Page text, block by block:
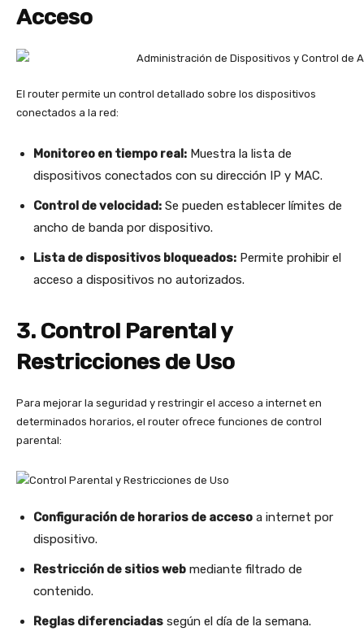
Acceso
El router permite un control detallado sobre los dispositivos
conectados a la red:
Monitoreo en tiempo real: Muestra la lista de
dispositivos conectados con su dirección IP y MAC.
Control de velocidad: Se pueden establecer límites de
ancho de banda por dispositivo.
Lista de dispositivos bloqueados: Permite prohibir el
acceso a dispositivos no autorizados.
3. Control Parental y
Restricciones de Uso
Para mejorar la seguridad y restringir el acceso a internet en
determinados horarios, el router ofrece funciones de control
parental:
Configuración de horarios de acceso a internet por
dispositivo.
Restricción de sitios web mediante filtrado de
contenido.
Reglas diferenciadas según el día de la semana.